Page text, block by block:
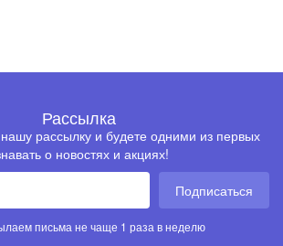
Рассылка
рассылку и будете одними из первых
о новостях и акциях!
Подписаться
письма не чаще 1 раза в неделю